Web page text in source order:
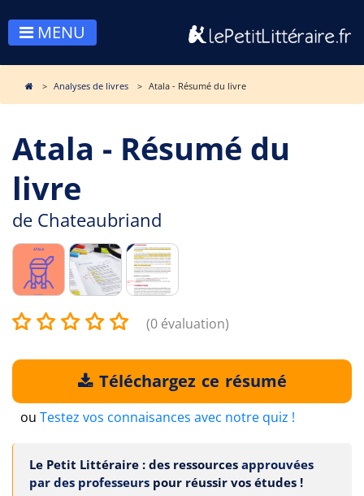
MENU
Analyses de livres Atala - Résumé du livre
Atala - Résumé du
livre
de Chateaubriand
(0 évaluation)
Téléchargez ce résumé
ou Testez vos connaisances avec notre quiz !
Le Petit Littéraire : des ressources approuvées
par des professeurs pour réussir vos études !